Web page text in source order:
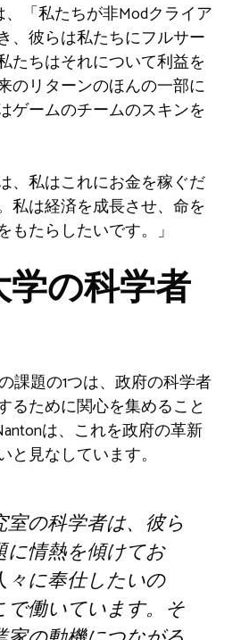
、「私たちが非Modクライア
、彼らは私たちにフルサー
たちはそれについて利益を
のリターンのほんの一部に
ゲームのチームのスキンを
、私はこれにお金を稼ぐだ
私は経済を成長させ、命を
もたらしたいです。」
の科学者
課題の1つは、政府の科学者
るために関心を集めること
は、これを政府の革新
と見なしています。
室の科学者は、彼ら
情熱を傾けてお
々に奉仕したいの
で働いています。そ